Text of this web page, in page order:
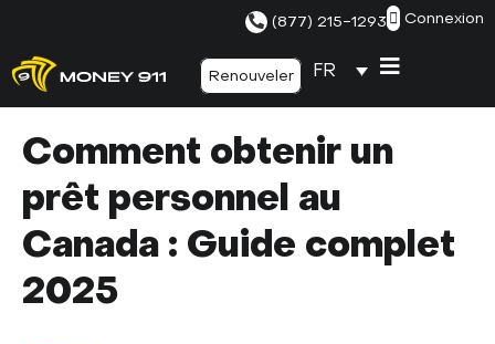
(877) 215-1293 Connexion
Renouveler FR
Comment obtenir un
prêt personnel au
Canada : Guide complet
2025